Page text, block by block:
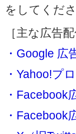
をしてくださ
［主な広告
・Google 広
・Yahoo!プ
・
・